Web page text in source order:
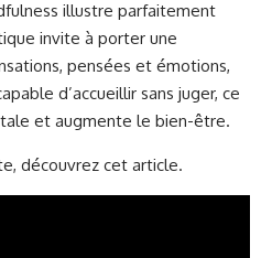
illustre parfaitement
invite à porter une
pensées et émotions,
d’accueillir sans juger, ce
et augmente le bien-être.
découvrez cet article.